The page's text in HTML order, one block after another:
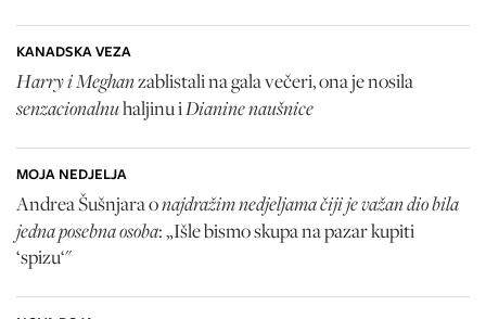
KANADSKA VEZA
Harry i Meghanzablistali na gala večeri, ona je nosila
senzacionalnuhaljinu iDianine naušnice
MOJA NEDJELJA
Andrea Šušnjara onajdražim nedjeljama čiji je važan dio bila
jedna posebna osoba: „Išle bismo skupa na pazar kupiti
‘spizu‘"